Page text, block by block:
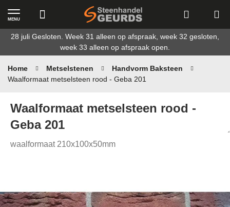
Ga
de
inhoud
28 juli Gesloten. Week 31 alleen op afspraak, week 32 gesloten,
week 33 alleen op afspraak open.
MENU
Home Metselstenen
Handvorm Baksteen
Waalformaat metselsteen rood - Geba 201
Waalformaat metselsteen rood -
Geba 201
waalformaat 210x100x50mm
einde
van